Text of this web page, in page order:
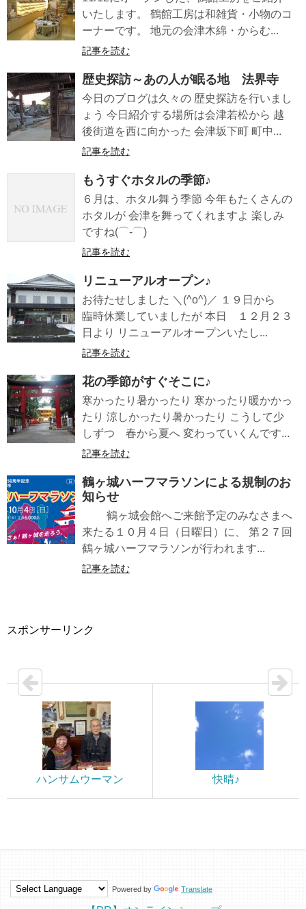
いたします。 鶴館工房は和雑貨・小物のコ
ーナーです。 地元の会津木綿・からむ...
記事を読む
歴史探訪～あの人が眠る地 法界寺
今日のブログは久々の 歴史探訪を行いまし
ょう 今日紹介する場所は会津若松から 越
後街道を西に向かった 会津坂下町 町中...
記事を読む
もうすぐホタルの季節♪
６月は、ホタル舞う季節 今年もたくさんの
ホタルが 会津を舞ってくれますよ 楽しみ
ですね(⌒-⌒)
記事を読む
リニューアルオープン♪
お待たせしました ＼(^o^)／ １９日から
臨時休業していましたが 本日 １２月２３
日より リニューアルオープンいたし...
記事を読む
花の季節がすぐそこに♪
寒かったり暑かったり 寒かったり暖かかっ
たり 涼しかったり暑かったり こうして少
しずつ 春から夏へ 変わっていくんです...
記事を読む
鶴ヶ城ハーフマラソンによる規制のお
知らせ
鶴ヶ城会館へご来館予定のみなさまへ
来たる１０月４日（日曜日）に、 第２７回
鶴ヶ城ハーフマラソンが行われます...
記事を読む
スポンサーリンク
ハンサムウーマン 快晴♪
Powered by Translate